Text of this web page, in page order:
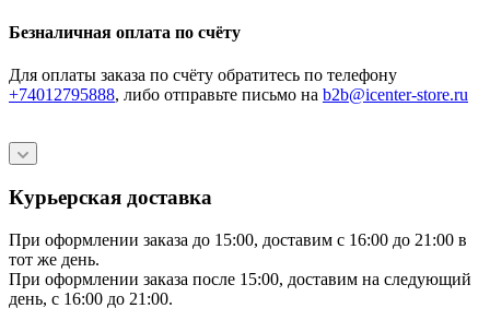
Безналичная оплата по счёту
Для оплаты заказа по счёту обратитесь по телефону
+74012795888, либо отправьте письмо на b2b@icenter-store.ru
Курьерская доставка
При оформлении заказа до 15:00, доставим с 16:00 до 21:00 в
тот же день.
При оформлении заказа после 15:00, доставим на следующий
день, с 16:00 до 21:00.